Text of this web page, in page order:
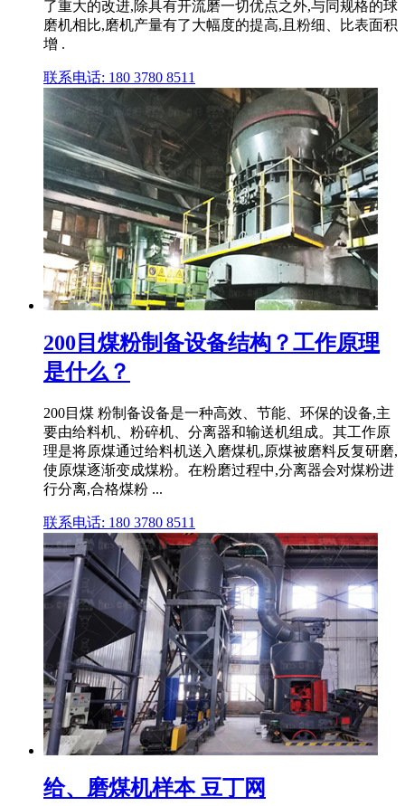
了重大的改进,除具有开流磨一切优点之外,与同规格的球
磨机相比,磨机产量有了大幅度的提高,且粉细、比表面积
增 .
联系电话: 180 3780 8511
200目煤粉制备设备结构？工作原理
是什么？
200目煤 粉制备设备是一种高效、节能、环保的设备,主
要由给料机、粉碎机、分离器和输送机组成。其工作原
理是将原煤通过给料机送入磨煤机,原煤被磨料反复研磨,
使原煤逐渐变成煤粉。在粉磨过程中,分离器会对煤粉进
行分离,合格煤粉 ...
联系电话: 180 3780 8511
给、磨煤机样本 豆丁网